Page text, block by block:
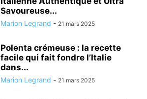
Savoureuse...
Marion Legrand - 21 mars 2025
Polenta crémeuse : la recette
facile qui fait fondre l’Italie
dans...
Marion Legrand - 21 mars 2025